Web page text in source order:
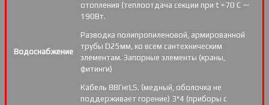
отопления (теплоотдача секции при t =70 С —
190Вт.
Водоснабжение
Разводка полипропиленовой, армированной
трубы D25мм, ко всем сантехническим
элементам. Запорные элементы (краны,
фитинги)
Кабель ВВГнгLS. (медный, оболочка не
поддерживает горение) 3*4 (приборы с